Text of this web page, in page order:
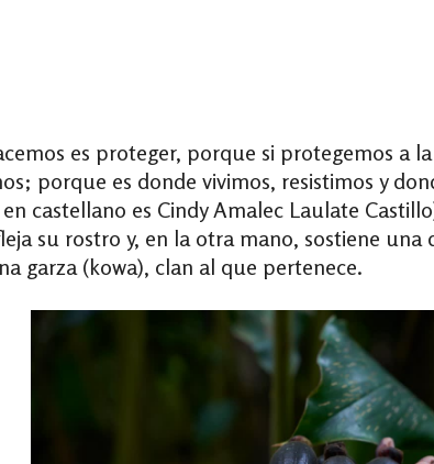
es proteger, porque si protegemos a
porque es donde vivimos, resistimos y
castellano es Cindy Amalec Laulate
su rostro y, en la otra mano, sostiene
garza (kowa), clan al que pertenece.